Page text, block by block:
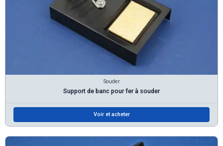
Souder
Support de banc pour fer à souder
Voir et acheter